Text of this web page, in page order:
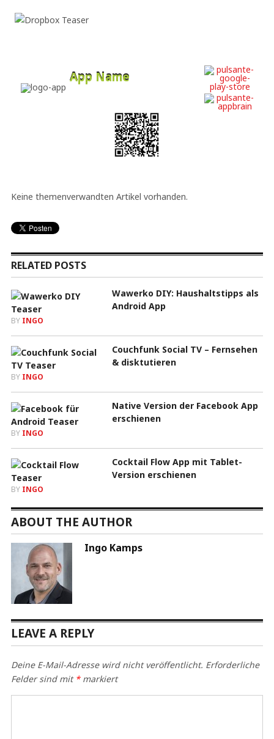
App Name
Keine themenverwandten Artikel vorhanden.
RELATED POSTS
Wawerko DIY: Haushaltstipps als
Android App
BY INGO
Couchfunk Social TV – Fernsehen
& disktutieren
BY INGO
Native Version der Facebook App
erschienen
BY INGO
Cocktail Flow App mit Tablet-
Version erschienen
BY INGO
ABOUT THE AUTHOR
Ingo Kamps
LEAVE A REPLY
Deine E-Mail-Adresse wird nicht veröffentlicht. Erforderliche
Felder sind mit *markiert